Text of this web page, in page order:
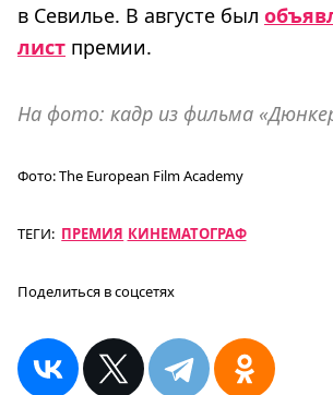
в Севилье. В августе был
лист премии.
На фото: кадр из фильма
Фото:The European Film Academy
ТЕГИ: ПРЕМИЯ КИНЕМАТОГРАФ
Поделиться в соцсетях